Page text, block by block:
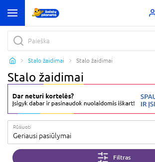
Stalo žaidimai Stalo žaidimai
Stalo žaidimai
Rūšiuoti
Geriausi pasiūlymai
Filtras